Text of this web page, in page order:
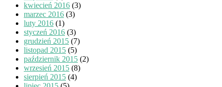
kwiecień 2016 (3)
marzec 2016 (3)
luty 2016 (1)
styczeń 2016 (3)
grudzień 2015 (7)
listopad 2015 (5)
październik 2015 (2)
wrzesień 2015 (8)
sierpień 2015 (4)